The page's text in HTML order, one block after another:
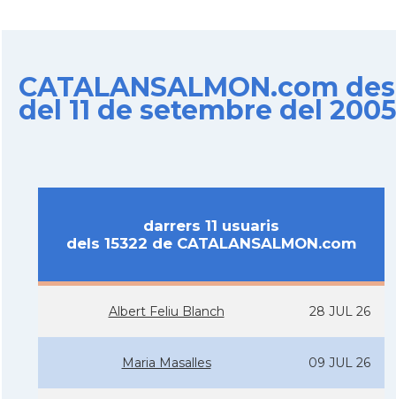
CATALANSALMON.com des
del 11 de setembre del 2005
darrers 11 usuaris
dels 15322 de CATALANSALMON.com
Albert Feliu Blanch 28 JUL 26
Maria Masalles 09 JUL 26